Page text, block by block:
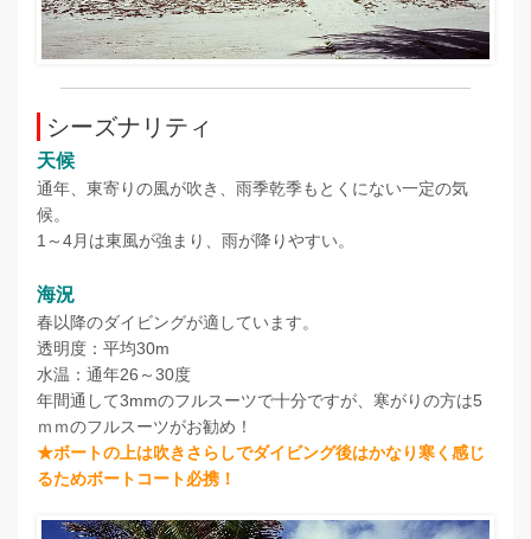
シーズナリティ
天候
通年、東寄りの風が吹き、雨季乾季もとくにない一定の気
候。
1～4月は東風が強まり、雨が降りやすい。
海況
春以降のダイビングが適しています。
透明度：平均30m
水温：通年26～30度
年間通して3mmのフルスーツで十分ですが、寒がりの方は5
ｍｍのフルスーツがお勧め！
★ボートの上は吹きさらしでダイビング後はかなり寒く感じ
るためボートコート必携！